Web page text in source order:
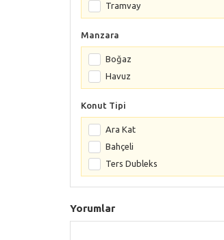
Tramvay
Manzara
Boğaz
Havuz
Konut Tipi
Ara Kat
Bahçeli
Ters Dubleks
Yorumlar